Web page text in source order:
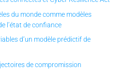
du monde comme modèles
l’état de confiance
d’un modèle prédictif de
de compromission